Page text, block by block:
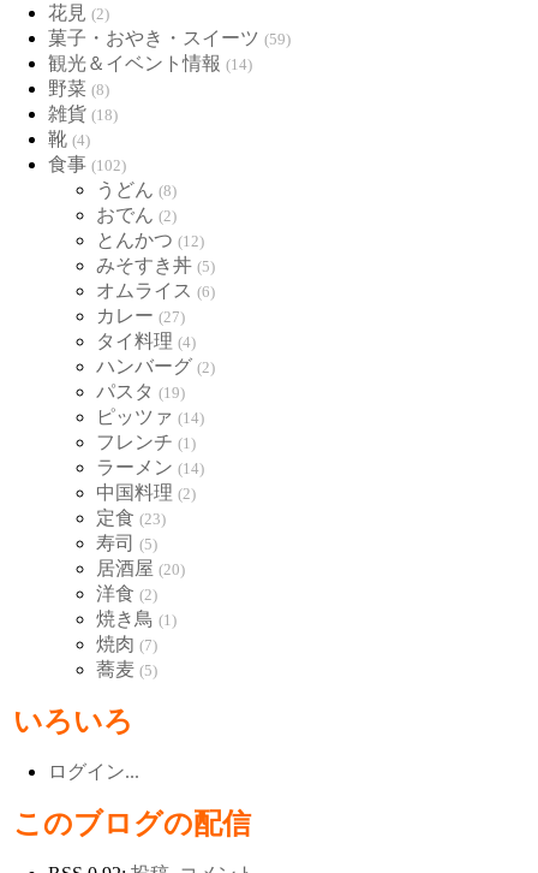
花見 (2)
菓子・おやき・スイーツ (59)
観光＆イベント情報 (14)
野菜 (8)
雑貨 (18)
靴 (4)
食事 (102)
うどん (8)
おでん (2)
とんかつ (12)
みそすき丼 (5)
オムライス (6)
カレー (27)
タイ料理 (4)
ハンバーグ (2)
パスタ (19)
ピッツァ (14)
フレンチ (1)
ラーメン (14)
中国料理 (2)
定食 (23)
寿司 (5)
居酒屋 (20)
洋食 (2)
焼き鳥 (1)
焼肉 (7)
蕎麦 (5)
いろいろ
ログイン...
このブログの配信